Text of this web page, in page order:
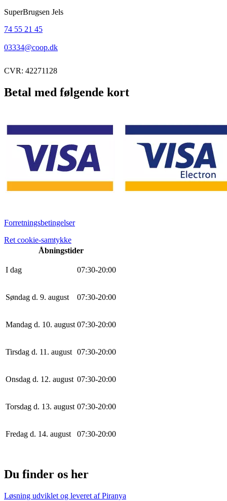
SuperBrugsen Jels
74 55 21 45
03334@coop.dk
CVR: 42271128
Betal med følgende kort
Forretningsbetingelser
Ret cookie-samtykke
Åbningstider
I dag 07:30-20:00
Søndag d. 9. august 07:30-20:00
Mandag d. 10. august 07:30-20:00
Tirsdag d. 11. august 07:30-20:00
Onsdag d. 12. august 07:30-20:00
Torsdag d. 13. august 07:30-20:00
Fredag d. 14. august 07:30-20:00
Du finder os her
Løsning udviklet og leveret afPiranya